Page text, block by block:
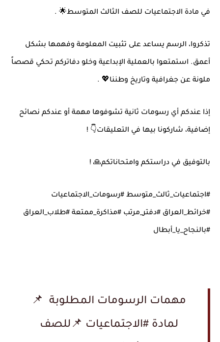
في مادة الاجتماعيات للصف الثالث المتوسط. 🌟
تذكروا، الرسم يساعد على تثبيت المعلومة وفهمها بشكل
أعمق. استمتعوا بالعملية الإبداعية وخلو دفاتركم تحكي قصصاً
ملونة عن جغرافية وتاريخ وطننا. 💖
إذا عندكم أي رسومات ثانية تشوفوها مهمة أو عندكم نصائح
إضافية، شاركونا بيها في التعليقات! 👇
بالتوفيق في دراستكم وامتحاناتكم! 🙏
#اجتماعيات_ثالث_متوسط #رسومات_الاجتماعيات
#خرائط_العراق #دفتر_مرتب #مذاكرة_ممتعة #طلاب_العراق
#بالنجاح_يا_أبطال
مهمات الرسومات المطلوبة 📌
لمادة #الاجتماعيات 📌للصف